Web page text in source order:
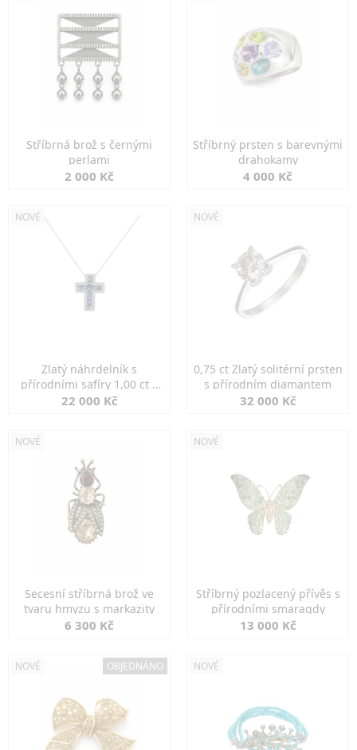
Stříbrná brož s černými
perlami
2 000 Kč
Stříbrný prsten s barevnými
drahokamy
4 000 Kč
NOVÉ
Zlatý náhrdelník s
přírodními safíry 1,00 ct a
diamanty
22 000 Kč
NOVÉ
0,75 ct Zlatý solitérní prsten
s přírodním diamantem
32 000 Kč
NOVÉ
Secesní stříbrná brož ve
tvaru hmyzu s markazity
6 300 Kč
NOVÉ
Stříbrný pozlacený přívěs s
přírodními smaragdy
13 000 Kč
NOVÉ OBJEDNÁNO NOVÉ